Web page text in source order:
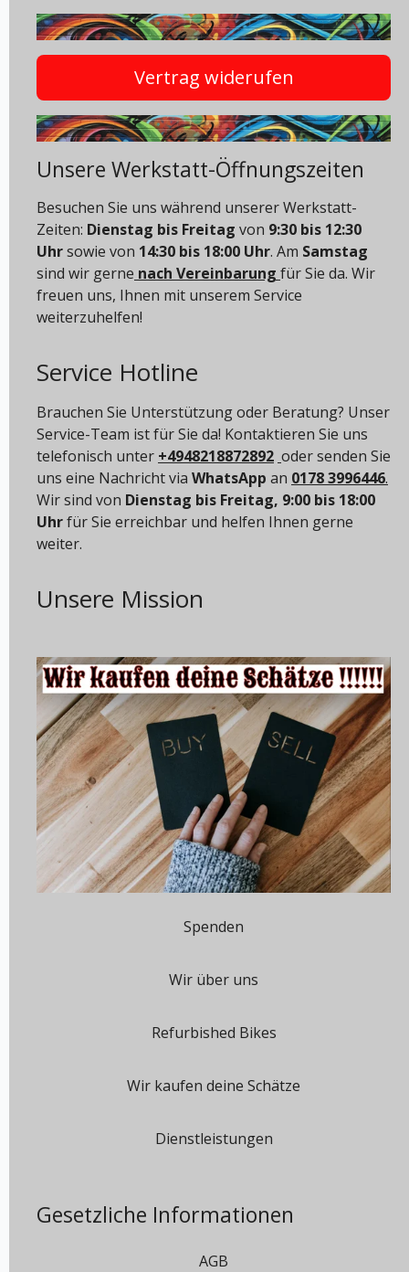
Vertrag widerufen
Unsere Werkstatt-Öffnungszeiten
Besuchen Sie uns während unserer Werkstatt-
Zeiten: Dienstag bis Freitag von 9:30 bis 12:30
Uhrsowie von 14:30 bis 18:00 Uhr. Am Samstag
sind wir gerne nach Vereinbarung für Sie da. Wir
freuen uns, Ihnen mit unserem Service
weiterzuhelfen!
Service Hotline
Brauchen Sie Unterstützung oder Beratung? Unser
Service-Team ist für Sie da! Kontaktieren Sie uns
telefonisch unter +4948218872892 oder senden Sie
uns eine Nachricht via WhatsApp an 0178 3996446.
Wir sind von Dienstag bis Freitag, 9:00 bis 18:00
Uhrfür Sie erreichbar und helfen Ihnen gerne
weiter.
Unsere Mission
Spenden
Wir über uns
Refurbished Bikes
Wir kaufen deine Schätze
Dienstleistungen
Gesetzliche Informationen
AGB